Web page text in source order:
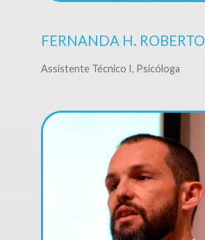
FERNANDA H. ROBERTO
Assistente Técnico I, Psicóloga